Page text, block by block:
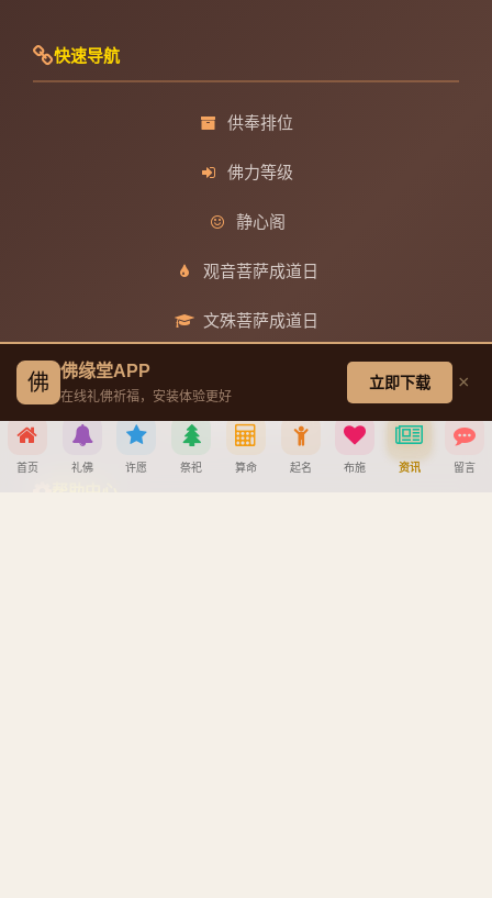
快速导航
供奉排位
佛力等级
静心阁
观音菩萨成道日
文殊菩萨成道日
地藏王菩萨成道日
佛 佛缘堂APP
在线礼佛祈福，安装体验更好
立即下载 ×
首页 礼佛 许愿 祭祀 算命 起名 布施 资讯 留言